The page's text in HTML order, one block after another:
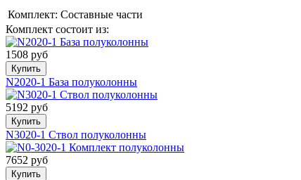
Комплект: Составные части
Комплект состоит из:
1508 руб
Купить
N2020-1 База полуколонны
5192 руб
Купить
N3020-1 Ствол полуколонны
7652 руб
Купить